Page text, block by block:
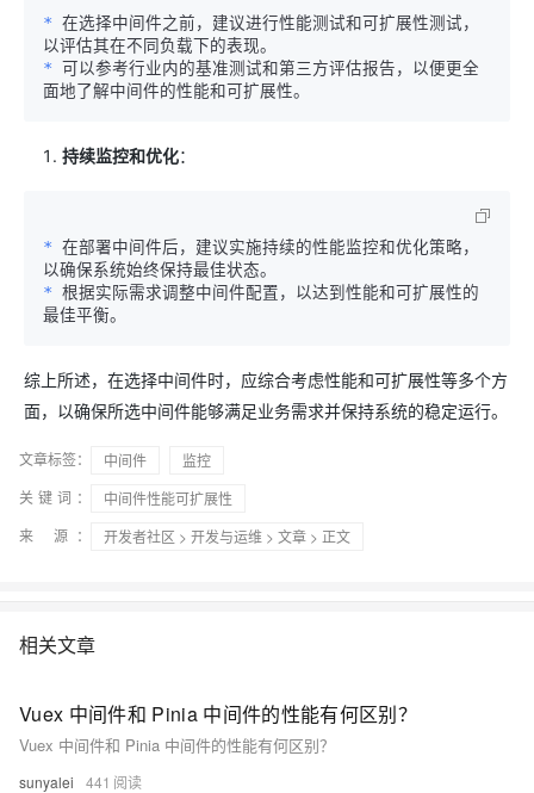
* 在选择中间件之前，建议进行性能测试和可扩展性测试，
* 可以参考行业内的基准测试和第三方评估报告，以便更全
持续监控和优化：
* 在部署中间件后，建议实施持续的性能监控和优化策略，
* 根据实际需求调整中间件配置，以达到性能和可扩展性的
综上所述，在选择中间件时，应综合考虑性能和可扩展性等多个方
面，以确保所选中间件能够满足业务需求并保持系统的稳定运行。
文章标签： 中间件
监控
关键词：
中间件性能可扩展性
来 源：
开发者社区 > 开发与运维 > 文章 > 正文
相关文章
Vuex 中间件和 Pinia 中间件的性能有何区别？
Vuex 中间件和 Pinia 中间件的性能有何区别？
sunyalei 441